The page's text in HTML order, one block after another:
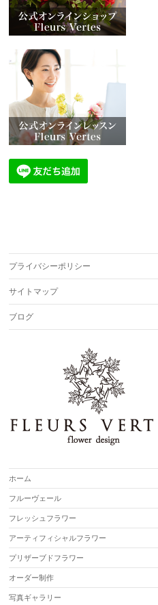
プライバシーポリシー
サイトマップ
ブログ
ホーム
フルーヴェール
フレッシュフラワー
アーティフィシャルフラワー
プリザーブドフラワー
オーダー制作
写真ギャラリー